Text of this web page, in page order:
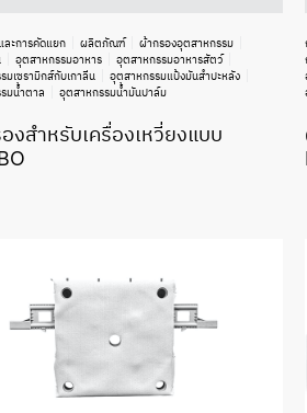
ละการคัดแยก ผลิตภัณฑ์
ผ้ากรองอุตสาหกรรม
อุตสาหกรรมอาหาร
อุตสาหกรรมอาหารสัตว์
มเซรามิกส์กับเกาลีน
อุตสาหกรรมแป้งมันสำปะหลัง
มน้ำตาล
อุตสาหกรรมน้ำมันปาล์ม
งสำหรับเครื่องเหวี่ยงแบบ